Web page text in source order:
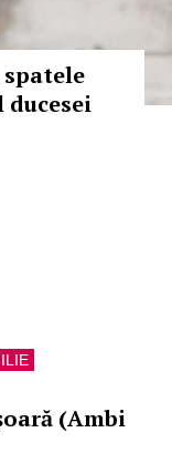
(Ambi